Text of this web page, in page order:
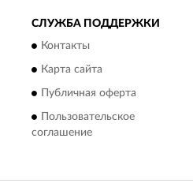
СЛУЖБА ПОДДЕРЖКИ
Контакты
Карта сайта
Публичная оферта
Пользовательское
соглашение